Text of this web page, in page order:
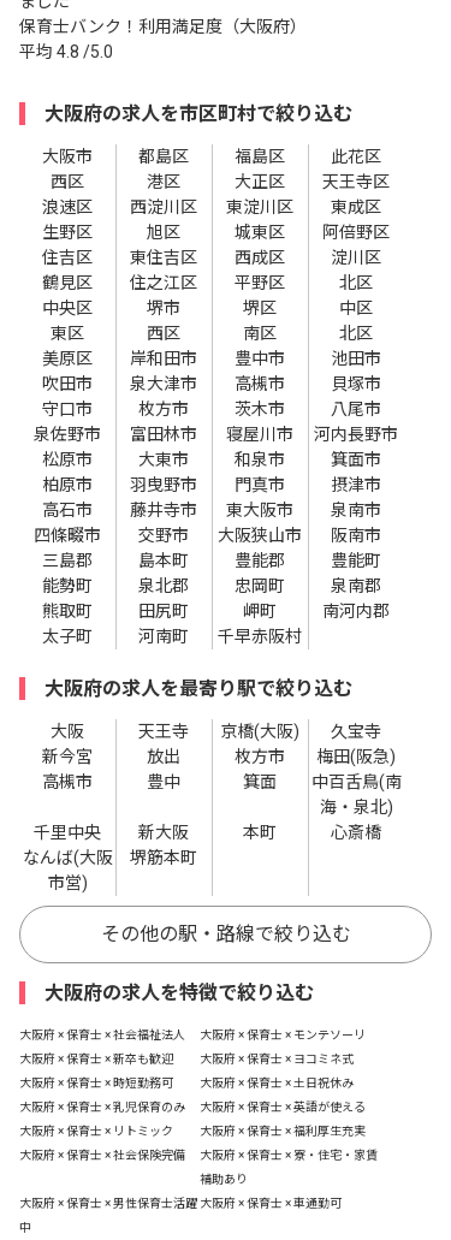
保育士バンク！利用満足度（大阪府）
平均 4.8 /5.0
大阪府の求人を市区町村で絞り込む
大阪市 都島区 福島区
此花区
西区
港区 大正区
天王寺区
浪速区
西淀川区 東淀川区
東成区
生野区
旭区 城東区
阿倍野区
住吉区
東住吉区 西成区
淀川区
鶴見区
住之江区 平野区
北区
中央区
堺市 堺区
中区
東区
西区 南区
北区
美原区
岸和田市 豊中市
池田市
吹田市
泉大津市 高槻市
貝塚市
守口市
枚方市 茨木市
八尾市
泉佐野市
富田林市 寝屋川市
河内長野市
松原市
大東市 和泉市
箕面市
柏原市
羽曳野市 門真市
摂津市
高石市
藤井寺市 東大阪市
泉南市
四條畷市
交野市 大阪狭山市
阪南市
三島郡
島本町 豊能郡
豊能町
能勢町
泉北郡 忠岡町
泉南郡
熊取町
田尻町 岬町
南河内郡
太子町
河南町 千早赤阪村
大阪府の求人を最寄り駅で絞り込む
大阪 天王寺 京橋(大阪)
久宝寺
新今宮
放出 枚方市
梅田(阪急)
高槻市
豊中 箕面
中百舌鳥(南
海・泉北)
千里中央
新大阪 本町
心斎橋
なんば(大阪
市営)
堺筋本町
その他の駅・路線で絞り込む
大阪府の求人を特徴で絞り込む
大阪府 × 保育士 × 社会福祉法人
大阪府 × 保育士 × モンテソーリ
大阪府 × 保育士 × 新卒も歓迎
大阪府 × 保育士 × ヨコミネ式
大阪府 × 保育士 × 時短勤務可
大阪府 × 保育士 × 土日祝休み
大阪府 × 保育士 × 乳児保育のみ
大阪府 × 保育士 × 英語が使える
大阪府 × 保育士 × リトミック
大阪府 × 保育士 × 福利厚生充実
大阪府 × 保育士 × 社会保険完備
大阪府 × 保育士 × 寮・住宅・家賃
補助あり
大阪府 × 保育士 × 男性保育士活躍
中
大阪府 × 保育士 × 車通勤可